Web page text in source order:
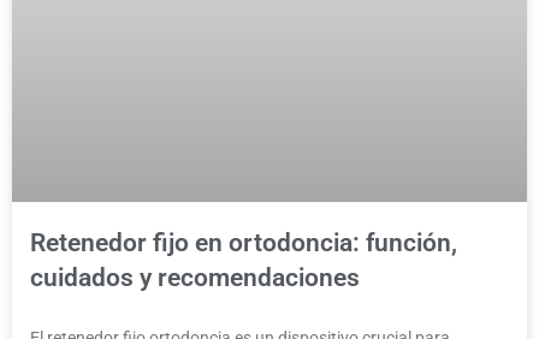
Retenedor fijo en ortodoncia: función,
cuidados y recomendaciones